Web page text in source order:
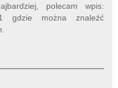
polecam wpis:
gdzie można znaleźć